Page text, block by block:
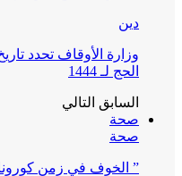
دين
وزارة الأوقاف تحدد
الحج لـ 1444
السابق التالي
صحة
صحة
” الخوف في زمن كورونا